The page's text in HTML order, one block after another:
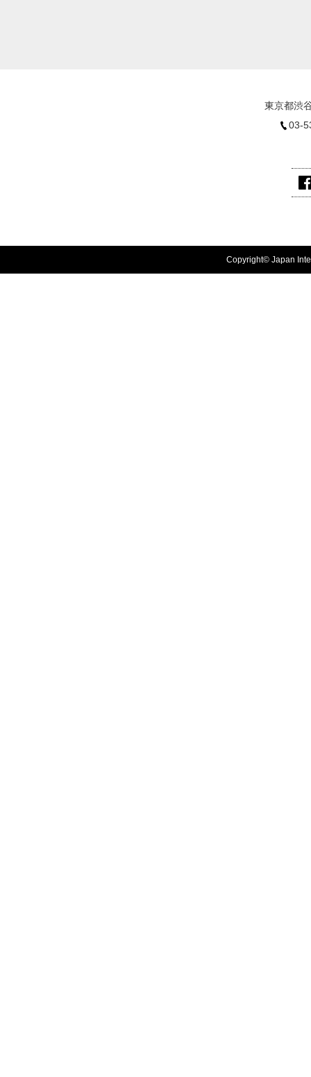
東京都渋
03-
Copyright© Japan